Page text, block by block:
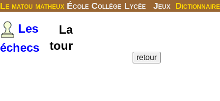
Le matou matheux École Collège Lycée Jeux Dictionnaire
Les
échecs
La
tour